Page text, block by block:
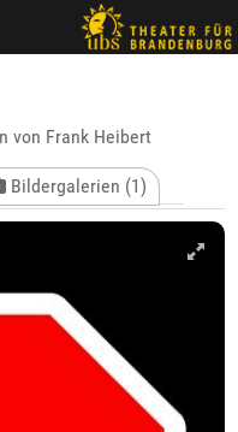
von Frank Heibert
Bildergalerien (1)